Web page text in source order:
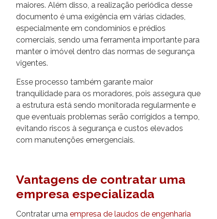
maiores. Além disso, a realização periódica desse
documento é uma exigência em várias cidades,
especialmente em condomínios e prédios
comerciais, sendo uma ferramenta importante para
manter o imóvel dentro das normas de segurança
vigentes.
Esse processo também garante maior
tranquilidade para os moradores, pois assegura que
a estrutura está sendo monitorada regularmente e
que eventuais problemas serão corrigidos a tempo,
evitando riscos à segurança e custos elevados
com manutenções emergenciais.
Vantagens de contratar uma
empresa especializada
Contratar uma empresa de laudos de engenharia